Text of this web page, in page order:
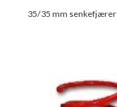
35/35 mm senkefjærer